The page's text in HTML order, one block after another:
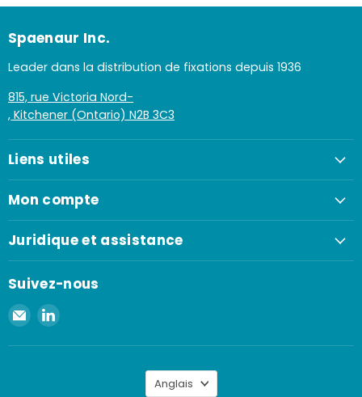
Spaenaur Inc.
Leader dans la distribution de fixations depuis 1936
815, rue Victoria Nord-
, Kitchener (Ontario) N2B 3C3
Liens utiles
Mon compte
Juridique et assistance
Suivez-nous
Envoyer
un
e-
Retrouvez-
sur
Langue
Anglais